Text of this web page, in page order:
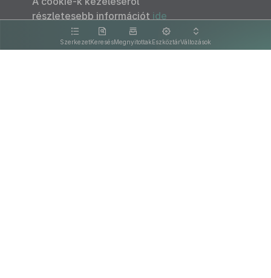
SzerkezetKeresésMegnyitottakEszköztárVáltozások
részletesebb információt ide
kattintva olvashat.